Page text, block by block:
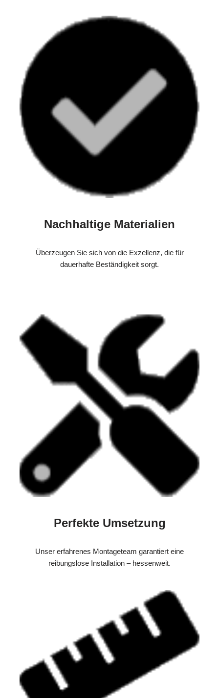
Nachhaltige Materialien
Überzeugen Sie sich von die Exzellenz, die für
dauerhafte Beständigkeit sorgt.
Perfekte Umsetzung
Unser erfahrenes Montageteam garantiert eine
reibungslose Installation – hessenweit.